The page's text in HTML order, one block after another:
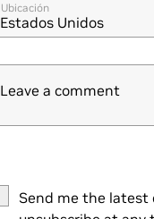
Ubicación
Estados Unidos
Leave a comment
Send me the latest